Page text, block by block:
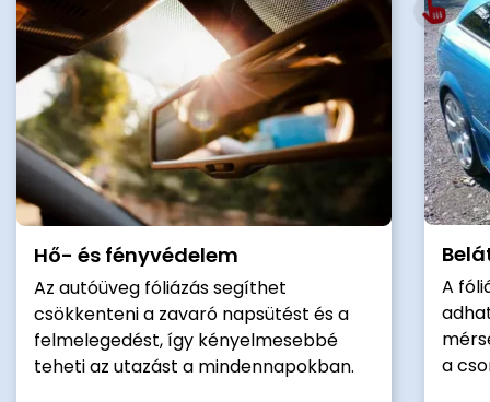
Hő- és fényvédelem
Az autóüveg fóliázás segíthet
csökkenteni a zavaró napsütést és a
felmelegedést, így kényelmesebbé
teheti az utazást a mindennapokban.
A
a